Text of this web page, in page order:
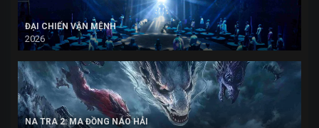
ĐẠI CHIẾN VẬN MỆNH
2026
NA TRA 2: MA ĐỒNG NÁO HẢI